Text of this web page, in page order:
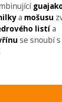
a mošusu
listía
se snoubí